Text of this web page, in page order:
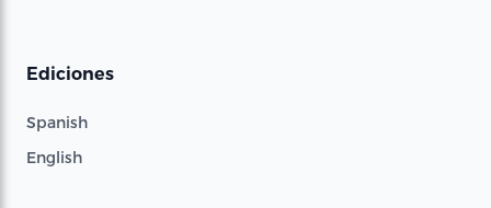
Ediciones
Spanish
English